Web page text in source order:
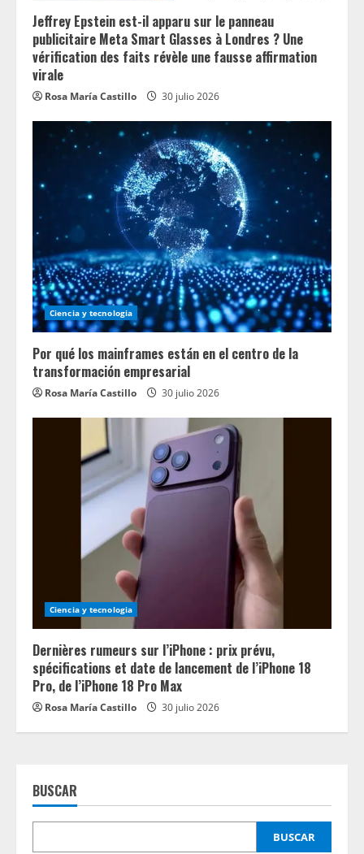
Jeffrey Epstein est-il apparu sur le panneau
publicitaire Meta Smart Glasses à Londres ? Une
vérification des faits révèle une fausse affirmation
virale
Rosa María Castillo 30 julio 2026
Ciencia y tecnologia
Por qué los mainframes están en el centro de la
transformación empresarial
Rosa María Castillo 30 julio 2026
Ciencia y tecnologia
Dernières rumeurs sur l’iPhone : prix prévu,
spécifications et date de lancement de l’iPhone 18
Pro, de l’iPhone 18 Pro Max
Rosa María Castillo 30 julio 2026
BUSCAR
BUSCAR